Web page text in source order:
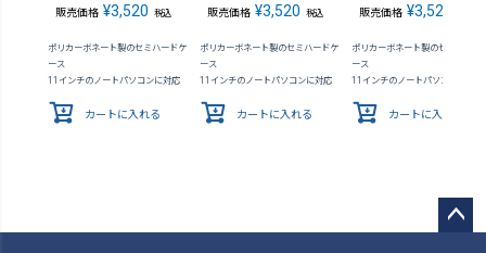
販売価格 ¥3,520 税込
ポリカーボネート製のセミハードケ
ース
11インチのノートパソコンに対応
カートに入れる
販売価格 ¥3,520 税込
ポリカーボネート製のセミハードケ
ース
11インチのノートパソコンに対応
カートに入れる
販売価格 ¥3,520
ポリカーボネート製のセミハード
ース
11インチのノートパソコンに対応
カートに入れる